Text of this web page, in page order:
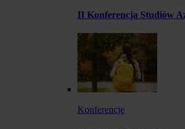
II Konferencja Studiów
Konferencje